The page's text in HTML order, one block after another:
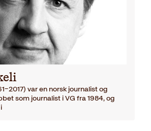
var en norsk journalist og
som journalist i VG fra 1984, og